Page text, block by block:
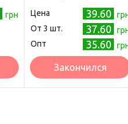
грн Цена 39.60
Oт 3 шт.
37.60
Опт
35.60
Закончился